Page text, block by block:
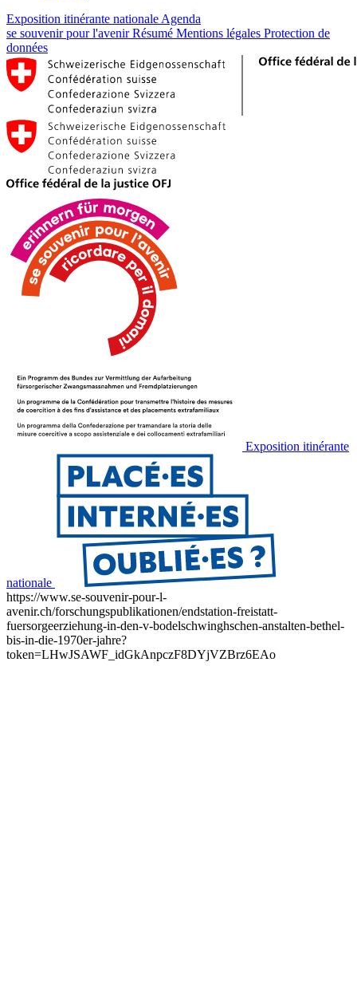
Exposition itinérante nationale Agenda
se souvenir pour l'avenirRésumé Mentions légales Protection de
données
Exposition itinérante
nationale
https://www.se-souvenir-pour-l-
avenir.ch/forschungspublikationen/endstation-freistatt-
fuersorgeerziehung-in-den-v-bodelschwinghschen-anstalten-bethel-
bis-in-die-1970er-jahre?
token=LHwJSAWF_idGkAnpczF8DYjVZBrz6EAo